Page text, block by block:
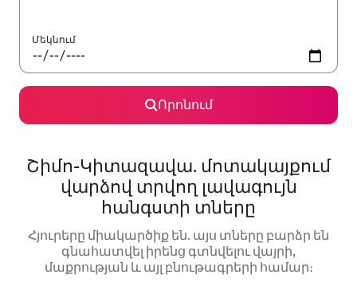
Մեկնում
Որոնում
Շիմո-Կիտազավա. մոտակայքում
վարձով տրվող լավագույն
հանգստի տները
Հյուրերը միակարծիք են. այս տները բարձր են
գնահատվել իրենց գտնվելու վայրի,
մաքրության և այլ բնութագրերի համար։